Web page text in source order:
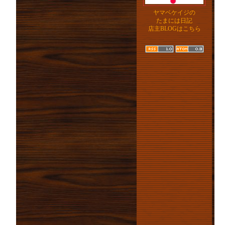
ヤマベケイジの
たまには日記
店主BLOGはこちら